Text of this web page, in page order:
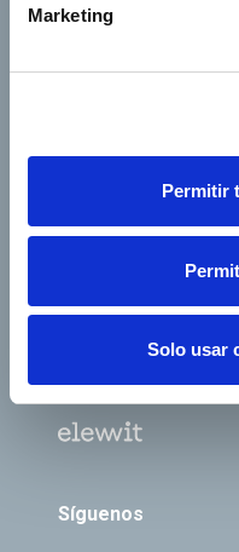
Marketing
Permitir
Solo usar
Empresas del grupo
Síguenos